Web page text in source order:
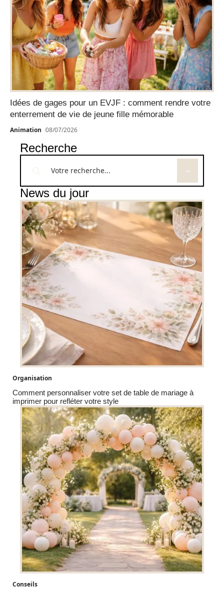
Idées de gages pour un EVJF : comment rendre votre
enterrement de vie de jeune fille mémorable
Animation 08/07/2026
Recherche
News du jour
Organisation
Comment personnaliser votre set de table de mariage à
imprimer pour refléter votre style
Conseils